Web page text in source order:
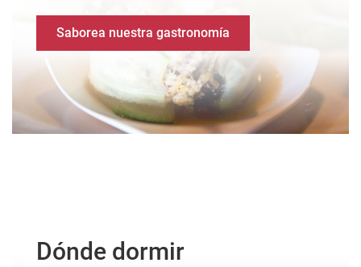
Saborea nuestra gastronomía
Dónde dormir